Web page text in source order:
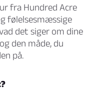
fra Hundred Acre
følelsesmæssige
det siger om dine
den måde, du
på.